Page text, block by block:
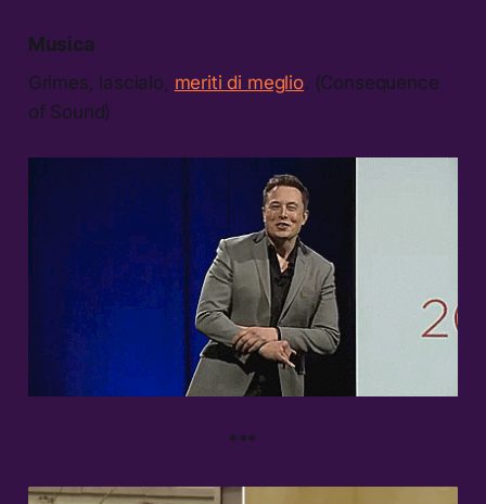
Musica
Grimes, lascialo, meriti di meglio. (Consequence
of Sound)
***